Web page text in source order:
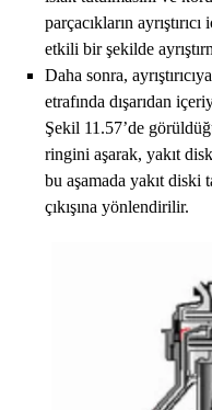
parçacıkların
etkili bir şekilde
Daha sonra,
etrafında dışarıdan
Şekil 11.57’de
ringini aşarak, yakıt
bu aşamada yakıt diski
çıkışına yönlendirilir.